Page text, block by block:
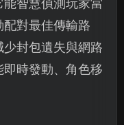
智慧偵測玩家當
對最佳傳輸路
封包遺失與網路
時發動、角色移